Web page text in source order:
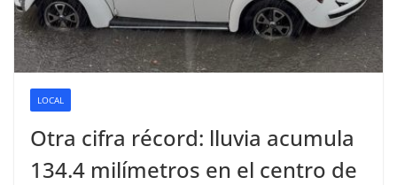
LOCAL
Otra cifra récord: lluvia acumula
134.4 milímetros en el centro de